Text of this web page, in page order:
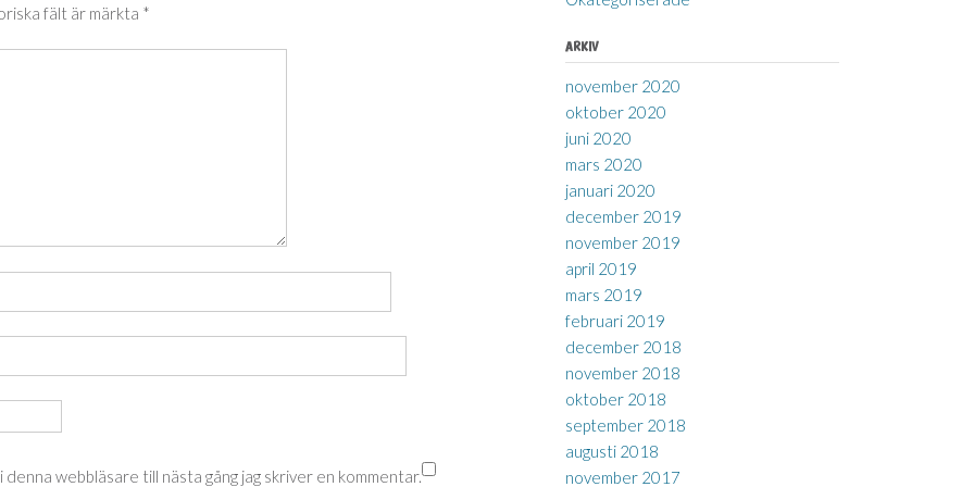
fält är märkta *
webbläsare till nästa gång jag skriver en kommentar.
ARKIV
november 2020
oktober 2020
juni 2020
mars 2020
januari 2020
december 2019
november 2019
april 2019
mars 2019
februari 2019
december 2018
november 2018
oktober 2018
september 2018
augusti 2018
november 2017